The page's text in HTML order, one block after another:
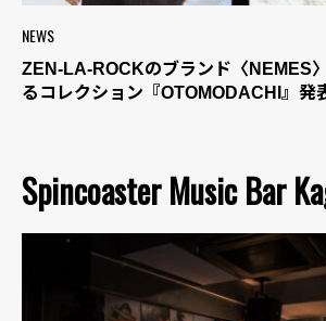
NEWS
ZEN-LA-ROCKのブランド〈NEMES
るコレクション『OTOMODACHI』発
Spincoaster Music Bar